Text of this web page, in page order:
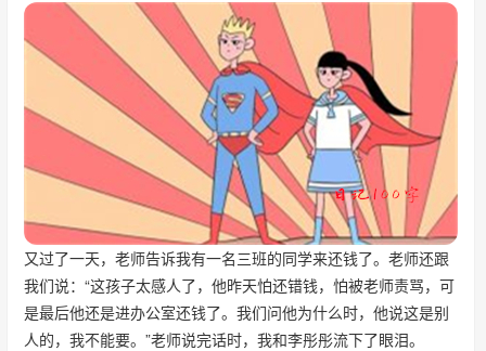
又过了一天，老师告诉我有一名三班的同学来还钱了。老师还跟
我们说：“这孩子太感人了，他昨天怕还错钱，怕被老师责骂，可
是最后他还是进办公室还钱了。我们问他为什么时，他说这是别
人的，我不能要。”老师说完话时，我和李彤彤流下了眼泪。